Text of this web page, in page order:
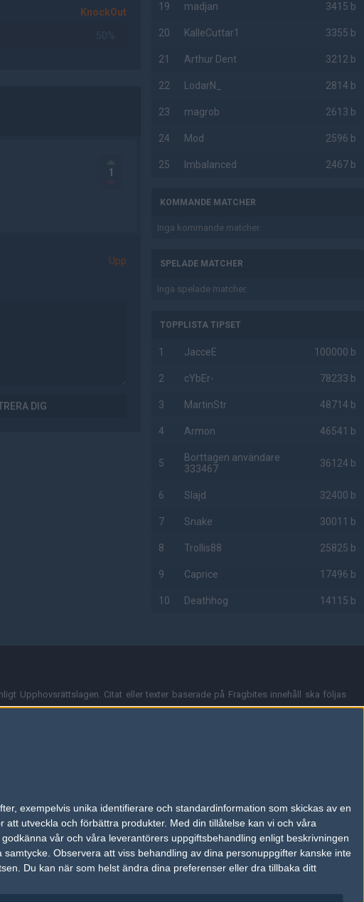
exempelvis unika identifierare och standardinformation som skickas av en
utveckla och förbättra produkter. Med din tillåtelse kan vi och våra
vår och våra leverantörers uppgiftsbehandling enligt beskrivningen
Observera att viss behandling av dina personuppgifter kanske inte
Du kan när som helst ändra dina preferenser eller dra tillbaka ditt
KnockOut
50%
1
Upp
DIG
19 madjan 3415 b
20 KalleCuttar1 3355 b
21 Arthur Dent 3212 b
22 LodarN_ 2814 b
23 magrob 2613 b
24 Mod 2596 b
25 Imbalanced 2467 b
KOMMANDE MATCHER
Inga kommande matcher.
SPELADE MATCHER
Inga spelade matcher.
TOPPLISTA TIPSET
1 JacceE 100000 b
2 cYbEr- 78233 b
3 MartinStr 48714 b
4 Armon 46541 b
5
Borttagen användare
333467
36124 b
6 Slajd 32400 b
7 Snake 30011 b
8 Trollis88 25825 b
9 Caprice 17496 b
10 Deathhog 14115 b
Upphovsrättslagen. Citat eller texter baserade på Fragbites innehåll ska följas
skribent och överensstämmer inte nödvändigtvis med Fragbites åsikter.
sajten kan du skicka iväg ett email till
information så som t.ex. användarnamn. Cookies sparas även när man deltar i
kan du stänga av cookies i din webbläsares inställningar eller välja att inte
om elektronisk kommunikation som trädde i kraft 25 juli 2003.